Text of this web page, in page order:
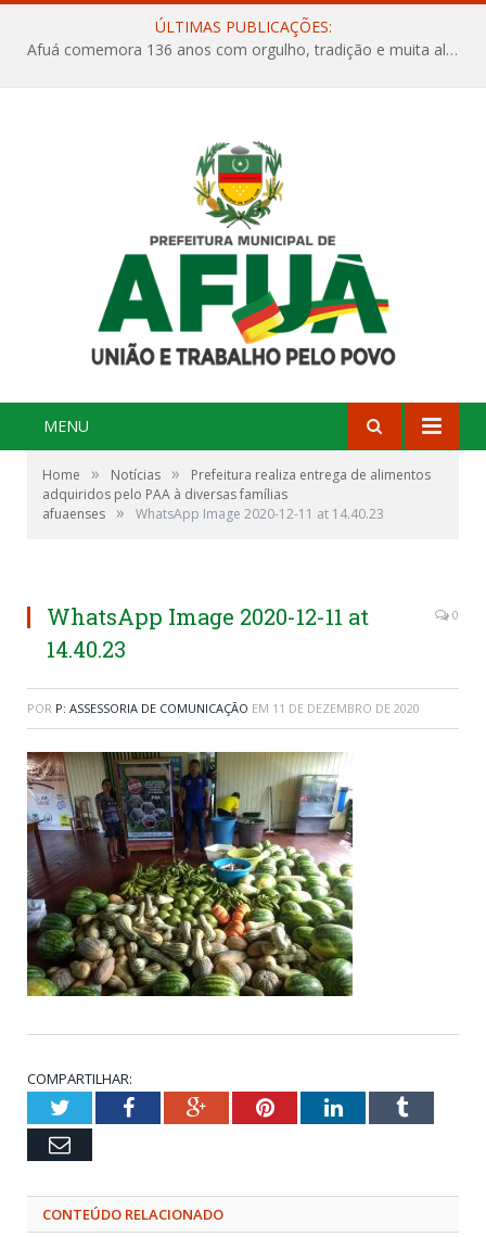
ÚLTIMAS PUBLICAÇÕES:
Afuá comemora 136 anos com orgulho, tradição e muita alegria na Quadra Dr. Nelson Salomão
MENU
Home » Notícias »
Prefeitura realiza entrega de alimentos
adquiridos pelo PAA à diversas famílias
afuaenses » WhatsApp Image 2020-12-11 at 14.40.23
WhatsApp Image 2020-12-11 at
14.40.23
0
POR P: ASSESSORIA DE COMUNICAÇÃO EM 11 DE DEZEMBRO DE 2020
COMPARTILHAR:
TwitterFacebookGoogle+PinterestLinkedInTumblr
Email
CONTEÚDO RELACIONADO